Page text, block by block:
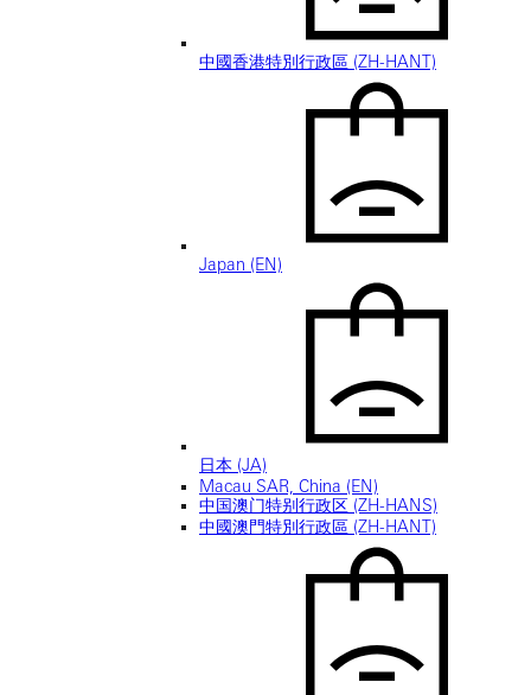
中國香港特別行政區 (ZH-HANT)
Japan (EN)
日本 (JA)
Macau SAR, China (EN)
中国澳门特别行政区 (ZH-HANS)
中國澳門特別行政區 (ZH-HANT)